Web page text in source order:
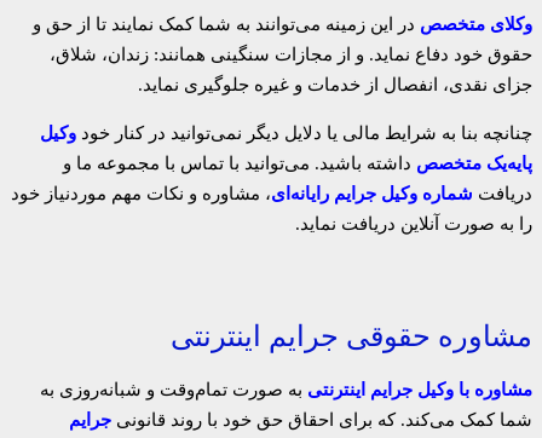
وکلای متخصص در این زمینه می‌توانند به شما کمک نمایند تا از حق و
حقوق خود دفاع نماید. و از مجازات سنگینی همانند: زندان، شلاق،
جزای نقدی، انفصال از خدمات و غیره جلوگیری نماید.
چنانچه بنا به شرایط مالی یا دلایل دیگر نمی‌توانید در کنار خود وکیل
پایه‌یک متخصص داشته باشید. می‌توانید با تماس با مجموعه ما و
دریافت شماره وکیل جرایم رایانه‌ای، مشاوره‌ و نکات مهم موردنیاز خود
را به صورت آنلاین دریافت نماید.
مشاوره حقوقی جرایم اینترنتی
مشاوره با وکیل جرایم اینترنتی به صورت تمام‌وقت و شبانه‌روزی به
شما کمک می‌کند. که برای احقاق حق خود با روند قانونی جرایم